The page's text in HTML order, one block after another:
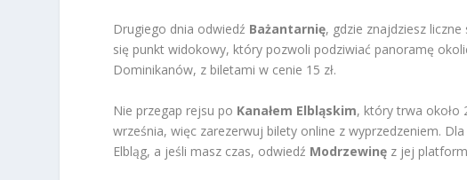
Drugiego dnia odwiedź Bażantarnię, gdzie znajdziesz
się punkt widokowy, który pozwoli podziwiać panoramę
Dominikanów, z biletami w cenie 15 zł.
Nie przegap rejsu po Kanałem Elbląskim, który trwa około
września, więc zarezerwuj bilety online z wyprzedzeniem.
Elbląg, a jeśli masz czas, odwiedź Modrzewinę z jej